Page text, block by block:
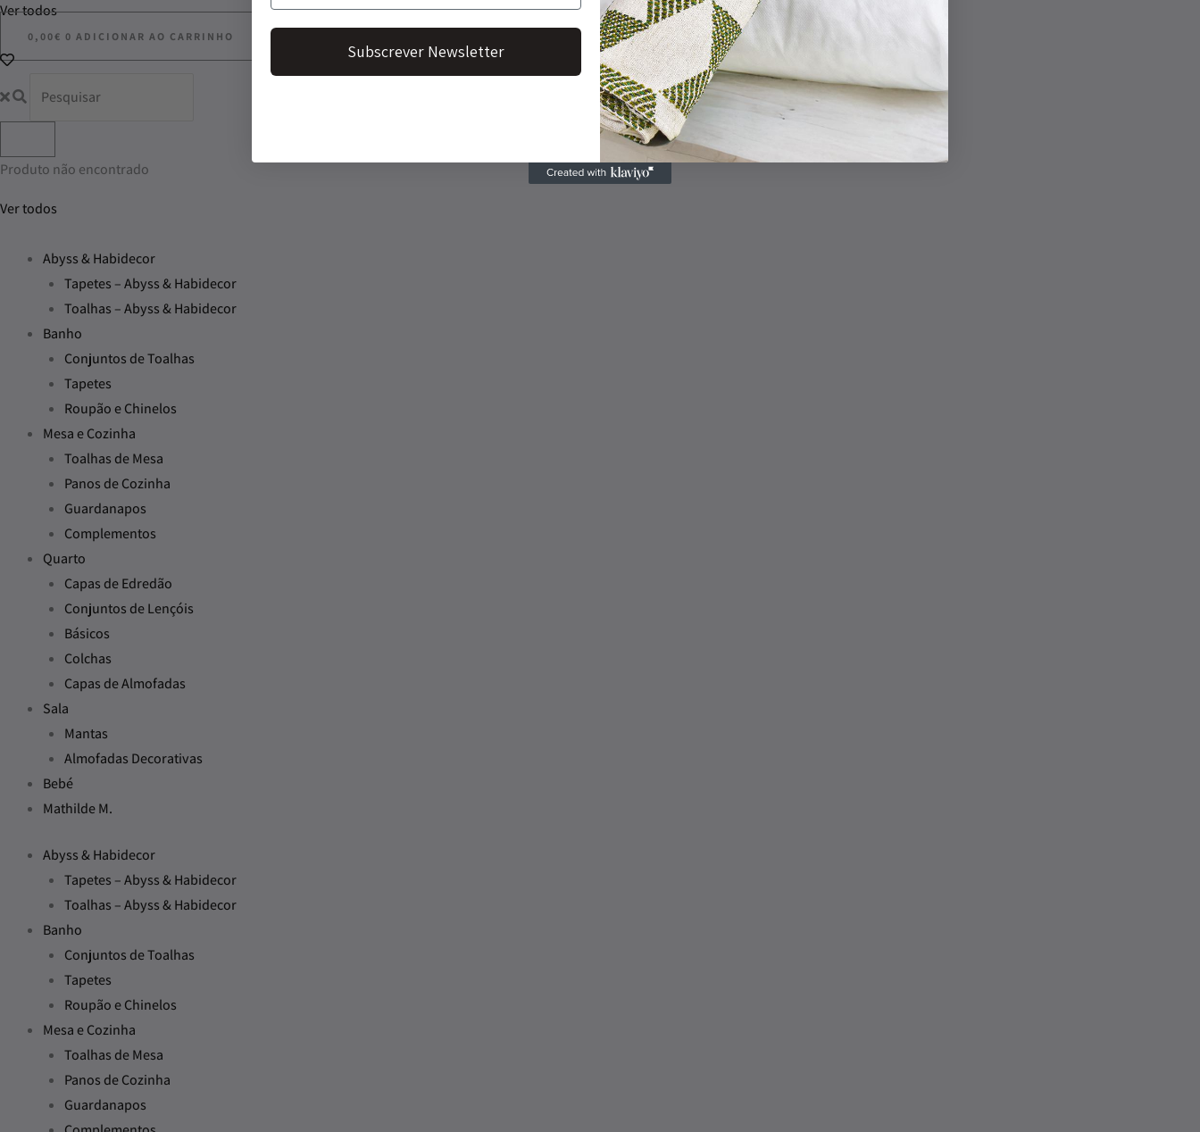
Ver todos
0,00€ 0 ADICIONAR AO CARRINHO
Produto não encontrado
Ver todos
Abyss & Habidecor
Tapetes – Abyss & Habidecor
Toalhas – Abyss & Habidecor
Banho
Conjuntos de Toalhas
Tapetes
Roupão e Chinelos
Mesa e Cozinha
Toalhas de Mesa
Panos de Cozinha
Guardanapos
Complementos
Quarto
Capas de Edredão
Conjuntos de Lençóis
Básicos
Colchas
Capas de Almofadas
Sala
Mantas
Almofadas Decorativas
Bebé
Mathilde M.
Abyss & Habidecor
Tapetes – Abyss & Habidecor
Toalhas – Abyss & Habidecor
Banho
Conjuntos de Toalhas
Tapetes
Roupão e Chinelos
Mesa e Cozinha
Toalhas de Mesa
Panos de Cozinha
Guardanapos
Subscrever Newsletter